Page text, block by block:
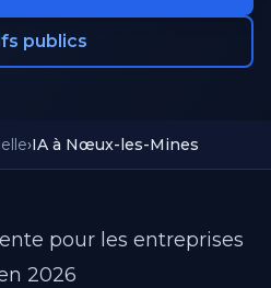
publics
›IA à Nœux-les-Mines
pour les entreprises
2026